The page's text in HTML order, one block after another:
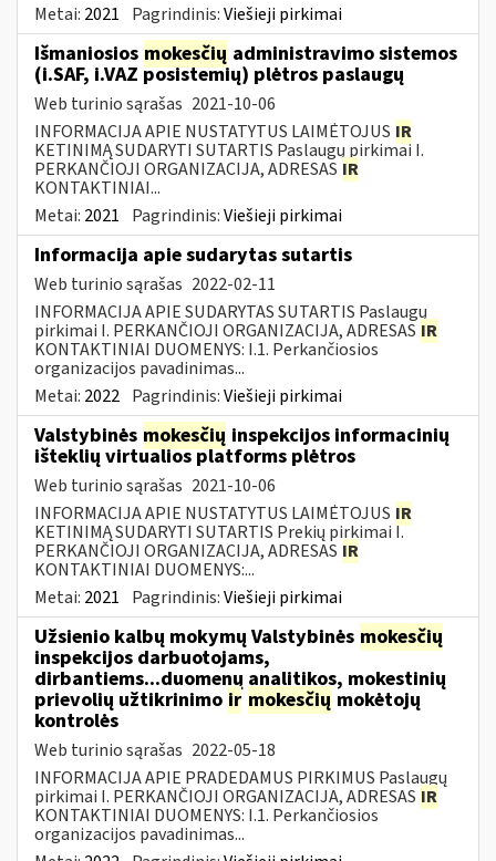
Metai: 2021 Pagrindinis:Viešieji pirkimai
Išmaniosios mokesčių administravimo sistemos
(i.SAF, i.VAZ posistemių) plėtros paslaugų
Web turinio sąrašas 2021-10-06
INFORMACIJA APIE NUSTATYTUS LAIMĖTOJUS IR
KETINIMĄ SUDARYTI SUTARTIS Paslaugų pirkimai I.
PERKANČIOJI ORGANIZACIJA, ADRESAS IR
KONTAKTINIAI...
Metai: 2021 Pagrindinis:Viešieji pirkimai
Informacija apie sudarytas sutartis
Web turinio sąrašas 2022-02-11
INFORMACIJA APIE SUDARYTAS SUTARTIS Paslaugų
pirkimai I. PERKANČIOJI ORGANIZACIJA, ADRESAS IR
KONTAKTINIAI DUOMENYS: I.1. Perkančiosios
organizacijos pavadinimas...
Metai: 2022 Pagrindinis:Viešieji pirkimai
Valstybinės mokesčių inspekcijos informacinių
išteklių virtualios platforms plėtros
Web turinio sąrašas 2021-10-06
INFORMACIJA APIE NUSTATYTUS LAIMĖTOJUS IR
KETINIMĄ SUDARYTI SUTARTIS Prekių pirkimai I.
PERKANČIOJI ORGANIZACIJA, ADRESAS IR
KONTAKTINIAI DUOMENYS:...
Metai: 2021 Pagrindinis:Viešieji pirkimai
Užsienio kalbų mokymų Valstybinės mokesčių
inspekcijos darbuotojams,
dirbantiems...duomenų analitikos, mokestinių
prievolių užtikrinimo ir mokesčių mokėtojų
kontrolės
Web turinio sąrašas 2022-05-18
INFORMACIJA APIE PRADEDAMUS PIRKIMUS Paslaugų
pirkimai I. PERKANČIOJI ORGANIZACIJA, ADRESAS IR
KONTAKTINIAI DUOMENYS: I.1. Perkančiosios
organizacijos pavadinimas...